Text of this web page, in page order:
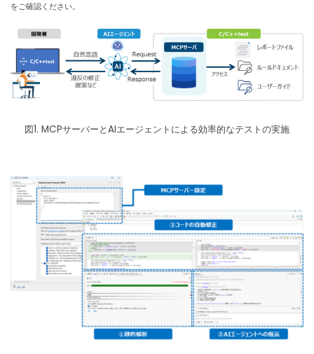
をご確認ください。
図1. MCPサーバーとAIエージェントによる効率的なテストの実施